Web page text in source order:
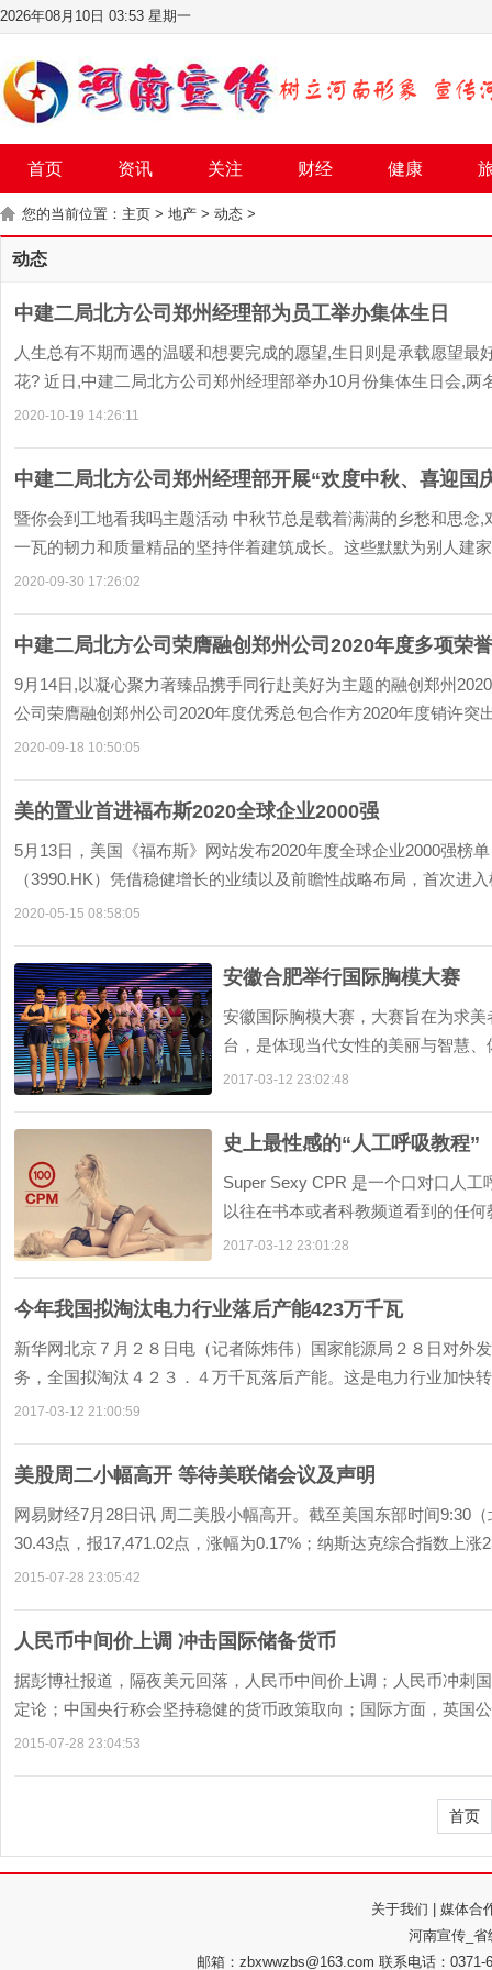
2026年08月10日 03:53 星期一
首页 资讯 关注 财经 健康
您的当前位置： 主页 > 地产 > 动态 >
动态
中建二局北方公司郑州经理部为员工举办集体生日
人生总有不期而遇的温暖和想要完成的愿望,生日则是承载愿望
花? 近日,中建二局北方公司郑州经理部举办10月份集体生日会,两
2020-10-19 14:26:11
中建二局北方公司郑州经理部开展“欢度中秋、喜迎国
暨你会到工地看我吗主题活动 中秋节总是载着满满的乡愁和思念
一瓦的韧力和质量精品的坚持伴着建筑成长。这些默默为别人建
2020-09-30 17:26:02
中建二局北方公司荣膺融创郑州公司2020年度多项荣誉
9月14日,以凝心聚力著臻品携手同行赴美好为主题的融创郑州
公司荣膺融创郑州公司2020年度优秀总包合作方2020年度销许突
2020-09-18 10:50:05
美的置业首进福布斯2020全球企业2000强
5月13日，美国《福布斯》网站发布2020年度全球企业2000强榜
（3990.HK）凭借稳健增长的业绩以及前瞻性战略布局，首次进
2020-05-15 08:58:05
安徽合肥举行国际胸模大赛
安徽国际胸模大赛，大赛旨在为求
台，是体现当代女性的美丽与智慧
美丽自信为宗旨，倡导健康、文明的
2017-03-12 23:02:48
史上最性感的“人工呼吸教程”
Super Sexy CPR 是一个口对口人
以往在书本或者科教频道看到的任
刻。...
2017-03-12 23:01:28
今年我国拟淘汰电力行业落后产能423万千瓦
新华网北京７月２８日电（记者陈炜伟）国家能源局２８日对外
务，全国拟淘汰４２３．４万千瓦落后产能。这是电力行业加快
2017-03-12 21:00:59
美股周二小幅高开 等待美联储会议及声明
网易财经7月28日讯 周二美股小幅高开。截至美国东部时间9:30
30.43点，报17,471.02点，涨幅为0.17%；纳斯达克综合指数上涨
2015-07-28 23:05:42
人民币中间价上调 冲击国际储备货币
据彭博社报道，隔夜美元回落，人民币中间价上调；人民币冲刺
定论；中国央行称会坚持稳健的货币政策取向；国际方面，英国
2015-07-28 23:04:53
首页
关于我们
媒体合
河南宣传_省
邮箱：zbxwwzbs@163.com 联系电话：